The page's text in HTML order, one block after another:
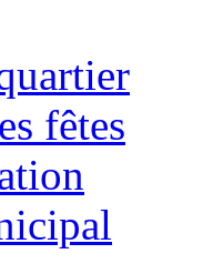
fêtes